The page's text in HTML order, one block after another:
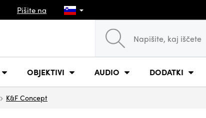
Pišite na
OBJEKTIVI AUDIO DODATKI
K&F Concept